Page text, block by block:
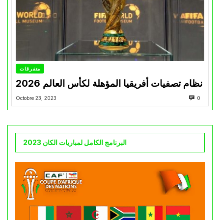
متفرقات
نظام تصفيات أفريقيا المؤهلة لكأس العالم 2026
Octobre 23, 2023 0
البرنامج الكامل لمباريات الكان 2023